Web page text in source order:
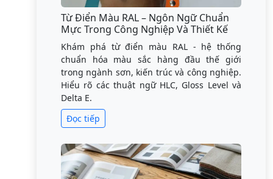
Từ Điển Màu RAL – Ngôn Ngữ Chuẩn
Mực Trong Công Nghiệp Và Thiết Kế
Khám phá từ điển màu RAL - hệ thống
chuẩn hóa màu sắc hàng đầu thế giới
trong ngành sơn, kiến trúc và công nghiệp.
Hiểu rõ các thuật ngữ HLC, Gloss Level và
Delta E.
Đọc tiếp